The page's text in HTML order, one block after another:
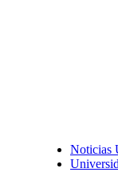
Noticias